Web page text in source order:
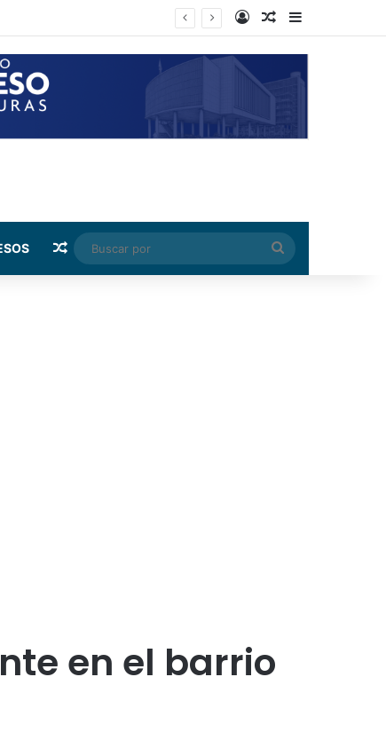
Log InRandom Article
Sidebar
Random Article
Buscar
por
en el barrio